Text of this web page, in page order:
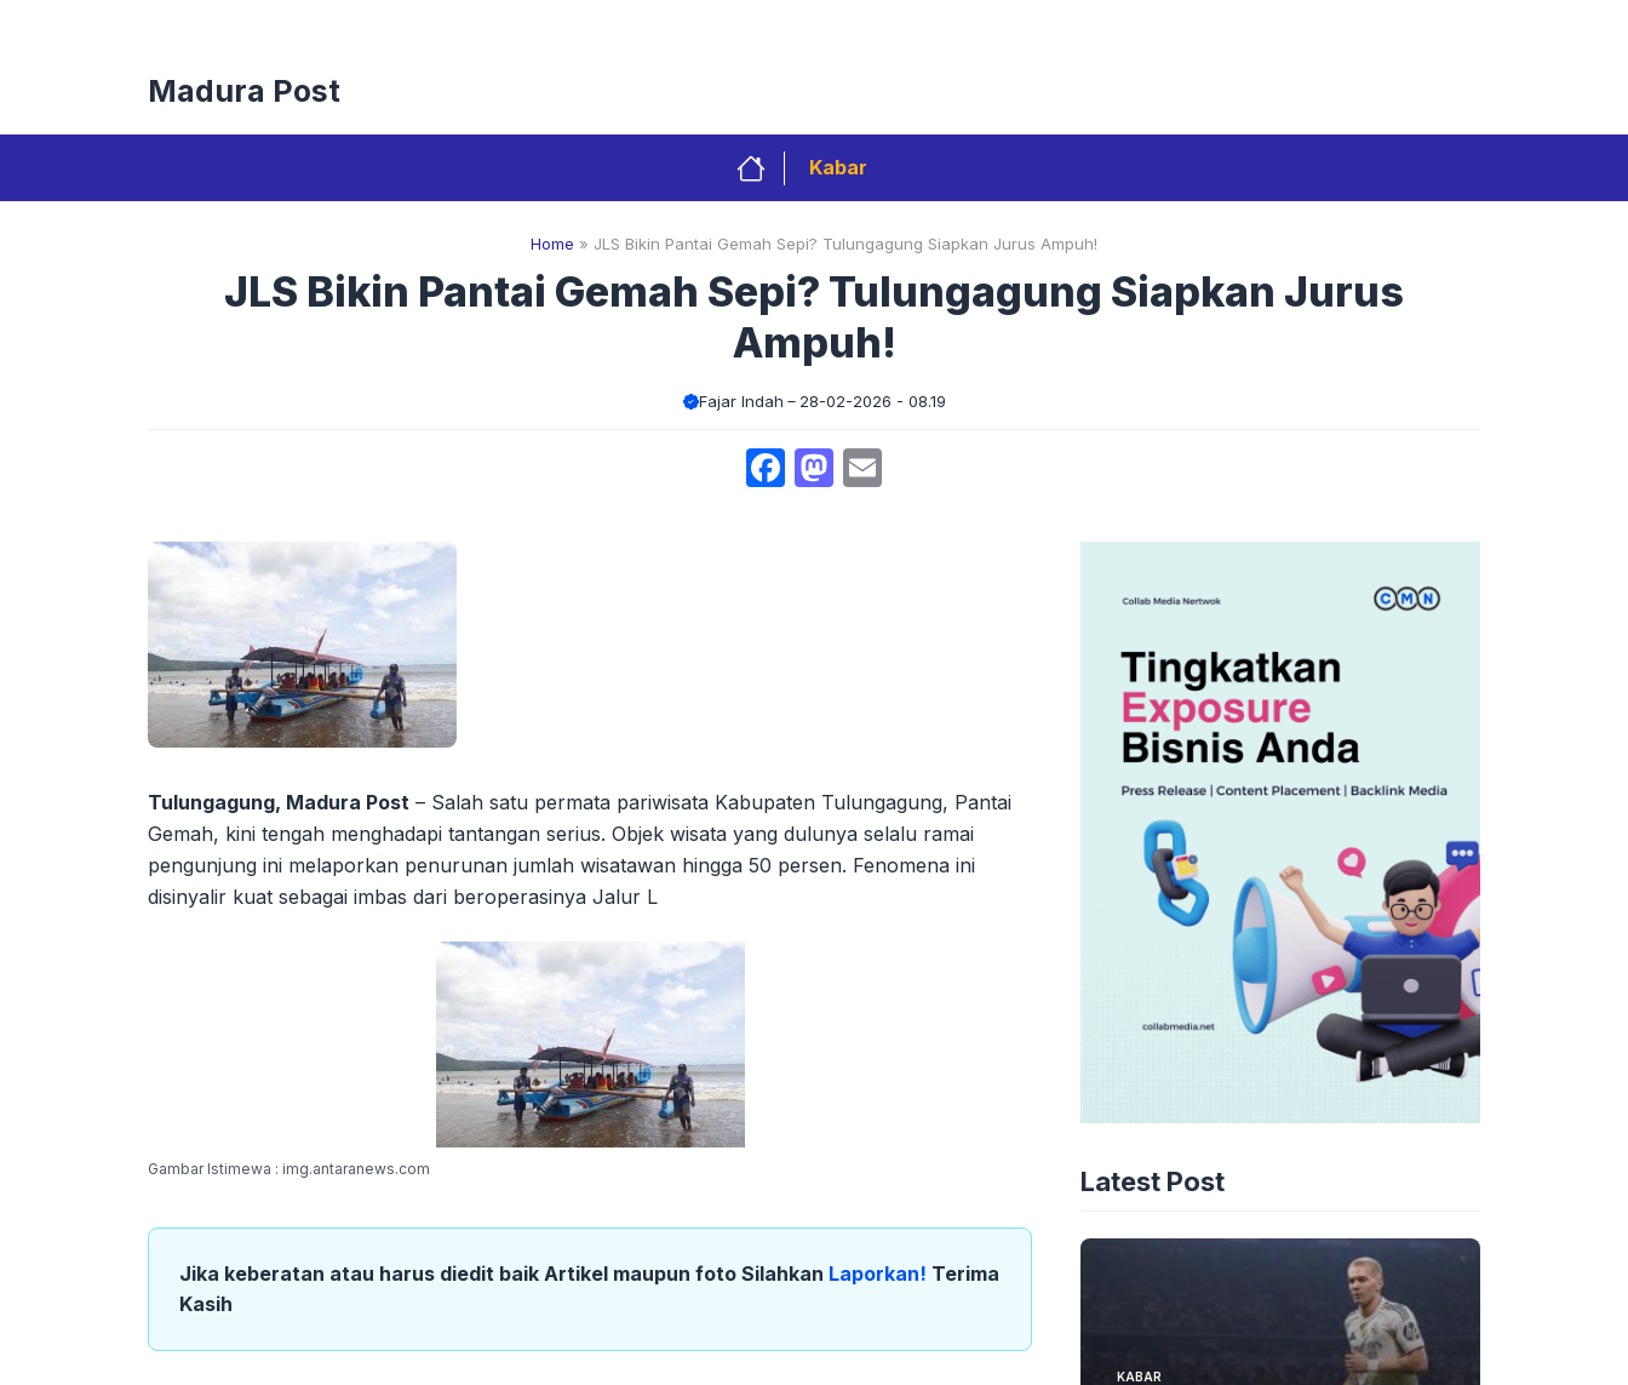
Madura Post
Kabar
Home » JLS Bikin Pantai Gemah Sepi? Tulungagung Siapkan Jurus Ampuh!
JLS Bikin Pantai Gemah Sepi? Tulungagung Siapkan Jurus
Ampuh!
Fajar Indah 28-02-2026 - 08.19
Facebook
Mastodon
Tulungagung, Madura Post – Salah satu permata pariwisata Kabupaten Tulungagung, Pantai
Gemah, kini tengah menghadapi tantangan serius. Objek wisata yang dulunya selalu ramai
pengunjung ini melaporkan penurunan jumlah wisatawan hingga 50 persen. Fenomena ini
disinyalir kuat sebagai imbas dari beroperasinya Jalur L
Gambar Istimewa : img.antaranews.com
Jika keberatan atau harus diedit baik Artikel maupun foto Silahkan Laporkan! Terima
Kasih
Latest Post
KABAR